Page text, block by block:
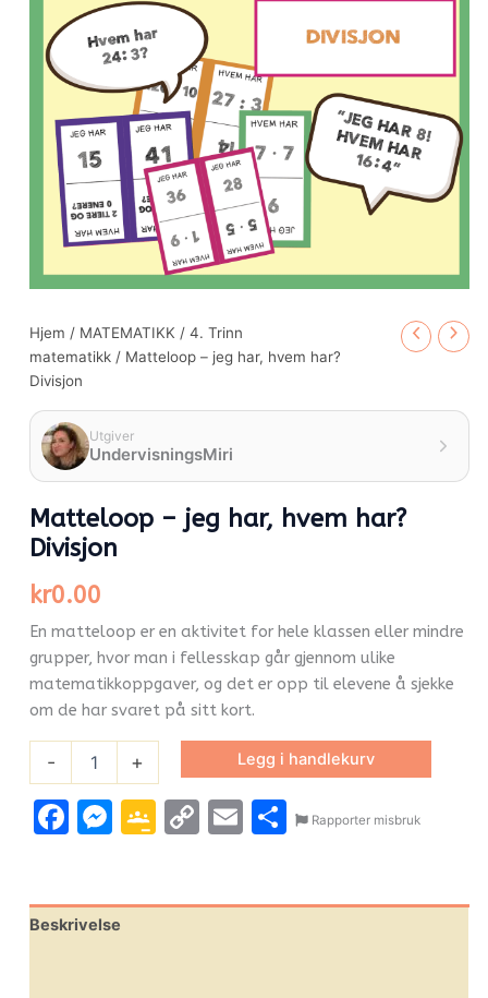
Hjem / MATEMATIKK /4. Trinn
matematikk / Matteloop – jeg har, hvem har?
Divisjon
Utgiver
UndervisningsMiri
Matteloop – jeg har, hvem har?
Divisjon
kr0.00
En matteloop er en aktivitet for hele klassen eller mindre
grupper, hvor man i fellesskap går gjennom ulike
matematikkoppgaver, og det er opp til elevene å sjekke
om de har svaret på sitt kort.
- + Legg i handlekurv
Facebook
Messenger
Google
CopyEmailShare
Rapporter misbruk
Beskrivelse